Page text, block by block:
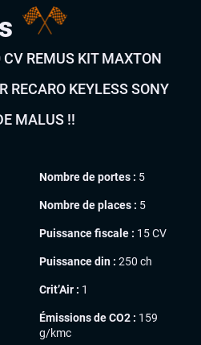
REMUS KIT MAXTON
RECARO KEYLESS SONY
MALUS !!
Nombre de portes : 5
Nombre de places : 5
Puissance fiscale : 15 CV
Puissance din : 250 ch
Crit’Air : 1
Émissions de CO2 : 159
g/kmc